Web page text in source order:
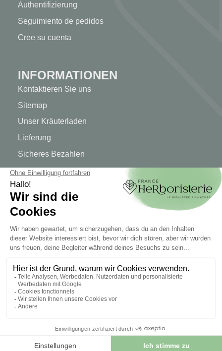
Authentifizierung
Seguimiento de pedidos
Cree su cuenta
INFORMATIONEN
Kontaktieren Sie uns
Sitemap
Unser Kräuterladen
Lieferung
Sicheres Bezahlen
RECHTLICHE HINWEISE
Rechtliche Hinweise